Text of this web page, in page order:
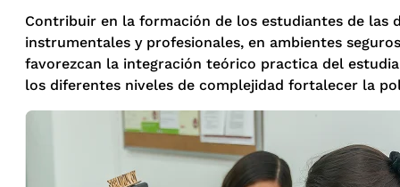
Contribuir en la formación de los estudiantes de las
instrumentales y profesionales, en ambientes
favorezcan la integración teórico practica del
los diferentes niveles de complejidad fortalecer la